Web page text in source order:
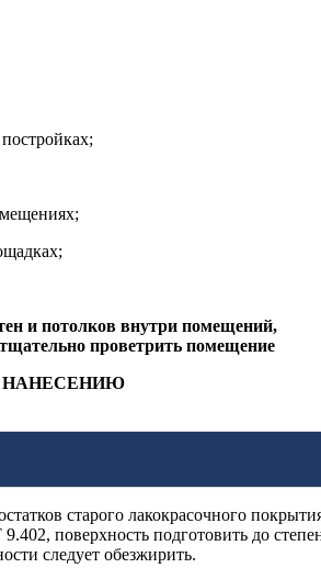
и потолков внутри помещений,
проветрить помещение
НАНЕСЕНИЮ
старого лакокрасочного
поверхность подготовить до
следует обезжирить.